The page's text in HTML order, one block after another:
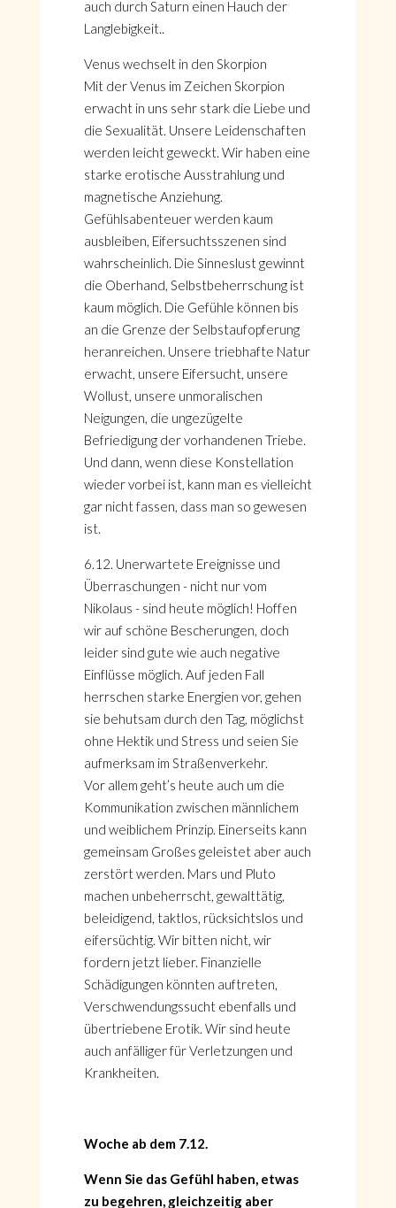
auch durch Saturn einen Hauch der
Langlebigkeit..
Venus wechselt in den Skorpion
Mit der Venus im Zeichen Skorpion
erwacht in uns sehr stark die Liebe und
die Sexualität. Unsere Leidenschaften
werden leicht geweckt. Wir haben eine
starke erotische Ausstrahlung und
magnetische Anziehung.
Gefühlsabenteuer werden kaum
ausbleiben, Eifersuchtsszenen sind
wahrscheinlich. Die Sinneslust gewinnt
die Oberhand, Selbstbeherrschung ist
kaum möglich. Die Gefühle können bis
an die Grenze der Selbstaufopferung
heranreichen. Unsere triebhafte Natur
erwacht, unsere Eifersucht, unsere
Wollust, unsere unmoralischen
Neigungen, die ungezügelte
Befriedigung der vorhandenen Triebe.
Und dann, wenn diese Konstellation
wieder vorbei ist, kann man es vielleicht
gar nicht fassen, dass man so gewesen
ist.
6.12. Unerwartete Ereignisse und
Überraschungen - nicht nur vom
Nikolaus - sind heute möglich! Hoffen
wir auf schöne Bescherungen, doch
leider sind gute wie auch negative
Einflüsse möglich. Auf jeden Fall
herrschen starke Energien vor, gehen
sie behutsam durch den Tag, möglichst
ohne Hektik und Stress und seien Sie
aufmerksam im Straßenverkehr.
Vor allem geht’s heute auch um die
Kommunikation zwischen männlichem
und weiblichem Prinzip. Einerseits kann
gemeinsam Großes geleistet aber auch
zerstört werden. Mars und Pluto
machen unbeherrscht, gewalttätig,
beleidigend, taktlos, rücksichtslos und
eifersüchtig. Wir bitten nicht, wir
fordern jetzt lieber. Finanzielle
Schädigungen könnten auftreten,
Verschwendungssucht ebenfalls und
übertriebene Erotik. Wir sind heute
auch anfälliger für Verletzungen und
Krankheiten.
Woche ab dem 7.12.
Wenn Sie das Gefühl haben, etwas
zu begehren, gleichzeitig aber